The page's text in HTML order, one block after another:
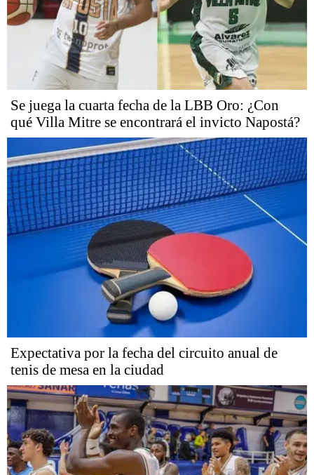
Se juega la cuarta fecha de la LBB Oro: ¿Con
qué Villa Mitre se encontrará el invicto Napostá?
Expectativa por la fecha del circuito anual de
tenis de mesa en la ciudad